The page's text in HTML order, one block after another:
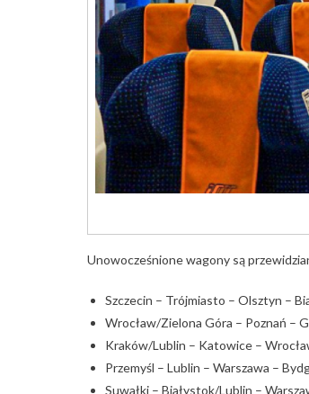
Unowocześnione wagony są
Szczecin – Trójmiasto – Olsztyn –
Wrocław/Zielona Góra – Poznań –
Kraków/Lublin – Katowice –
Przemyśl – Lublin – Warszawa –
Suwałki – Białystok/Lublin –